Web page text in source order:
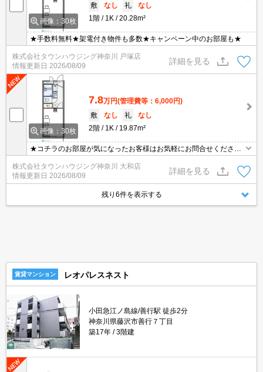
画像：30枚
敷
なし 礼
なし
1階
1K 20.28m²
★手数料無料★架電付き物件も多数★キャンペーン中のお部屋も★
株式会社タウンハウジング神奈川 戸塚店
情報更新日 2026/08/09
詳細を見る
画像：30枚
7.8万円(管理費等：6,000円)
敷
なし 礼
なし
2階
1K 19.87m²
★コチラのお部屋が気になったお客様はお気軽にお問合せください
ろん、他の物件もまとめてご紹介可能です！
株式会社タウンハウジング神奈川 大和店
情報更新日 2026/08/09
詳細を見る
残り6件を表示する
賃貸マンション レオパレスネスト
小田急江ノ島線/善行駅 徒歩2分
神奈川県藤沢市善行７丁目
築17年
3階建